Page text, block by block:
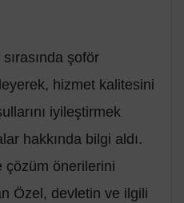
şoför
hizmet kalitesini
iyileştirmek
hakkında bilgi aldı.
çözüm önerilerini
Özel, devletin ve ilgili